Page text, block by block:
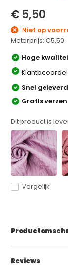
€ 5,50
Niet op
Meterprijs:€5,50
Hoge
Snel geleverd
Gratis
Dit product is
Vergelijk
Reviews